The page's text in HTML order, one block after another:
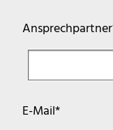
Pflichtfeld
Ansprechpartner
Pflichtfeld
E-Mail*